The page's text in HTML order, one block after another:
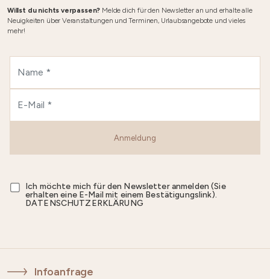
Willst du nichts verpassen? Melde dich für den Newsletter an und erhalte alle
Neuigkeiten über Veranstaltungen und Terminen, Urlaubsangebote und vieles
mehr!
Anmeldung
Ich möchte mich für den Newsletter anmelden (Sie
erhalten eine E-Mail mit einem Bestätigungslink).
DATENSCHUTZERKLÄRUNG
Infoanfrage